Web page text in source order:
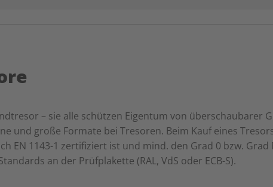
– sie alle schützen Eigentum von überschaubarer
und große Formate bei Tresoren. Beim Kauf eines
EN 1143-1 zertifiziert ist und mind. den Grad 0 bzw. Grad
an der Prüfplakette (RAL, VdS oder ECB-S).